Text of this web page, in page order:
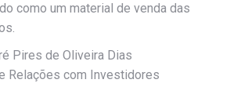
como um material de venda das
Pires de Oliveira Dias
Relações com Investidores